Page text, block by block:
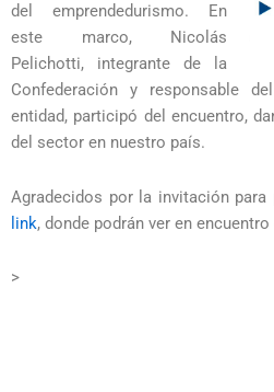
del emprendedurismo. En
este marco, Nicolás
Pelichotti, integrante de la
Confederación y responsable
entidad, participó del encuentro,
del sector en nuestro país.
Agradecidos por la invitación
link, donde podrán ver en
>